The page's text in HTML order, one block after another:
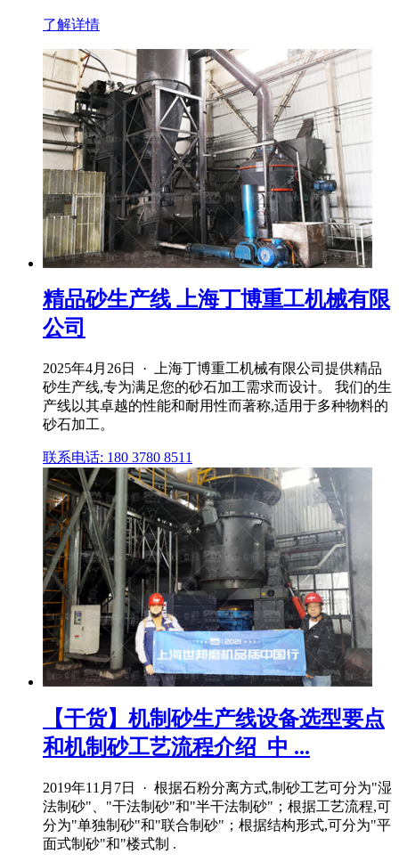
了解详情
精品砂生产线 上海丁博重工机械有限
公司
2025年4月26日 · 上海丁博重工机械有限公司提供精品
砂生产线,专为满足您的砂石加工需求而设计。 我们的生
产线以其卓越的性能和耐用性而著称,适用于多种物料的
砂石加工。
联系电话: 180 3780 8511
【干货】机制砂生产线设备选型要点
和机制砂工艺流程介绍_中 ...
2019年11月7日 · 根据石粉分离方式,制砂工艺可分为"湿
法制砂"、"干法制砂"和"半干法制砂"；根据工艺流程,可
分为"单独制砂"和"联合制砂"；根据结构形式,可分为"平
面式制砂"和"楼式制 .